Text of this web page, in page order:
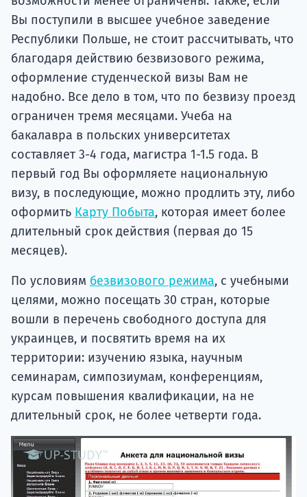
Вы поступили в высшее учебное заведение
Республики Польше, не стоит рассчитывать, что
благодаря действию безвизового режима,
оформление студенческой визы Вам не
надобно. Все дело в том, что по безвизу проезд
ограничен тремя месяцами. Учеба на
бакалавра в польских университетах
составляет 3-4 года, магистра 1-1.5 года. В
первый год Вы оформляете национальную
визу, в последующие, можно продлить эту, либо
оформить Карту Побыта, которая имеет более
длительный срок действия (первая до 15
месяцев).
По условиям безвизового режима, с учебными
целями, можно посещать 30 стран, которые
вошли в перечень свободного доступа для
украинцев, и посвятить время на их
территории: изучению языка, научным
семинарам, симпозиумам, конференциям,
курсам повышения квалификации, на не
длительный срок, не более четверти года.